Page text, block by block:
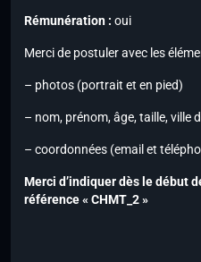
Rémunération : oui
Merci de postuler avec les
– photos (portrait et en pied)
– nom, prénom, âge, taille, ville
– coordonnées (email et
Merci d’indiquer dès le début
référence « CHMT_2 »